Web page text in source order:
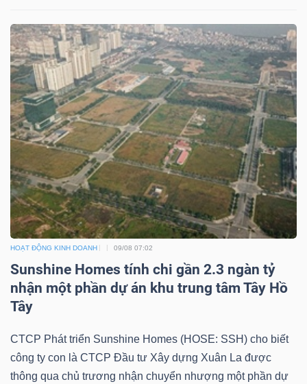
HOẠT ĐỘNG KINH DOANH 09/08 07:02
Sunshine Homes tính chi gần 2.3 ngàn tỷ
nhận một phần dự án khu trung tâm Tây Hồ
Tây
CTCP Phát triển Sunshine Homes (HOSE: SSH) cho biết
công ty con là CTCP Đầu tư Xây dựng Xuân La được
thông qua chủ trương nhận chuyển nhượng một phần dự
Tất cả Người nội bộ Người liên quan Cổ đông lớn
Tin
tức
(-)
viết
của
tác
giả
(-)
Báo
cáo
phân
tích
(-)